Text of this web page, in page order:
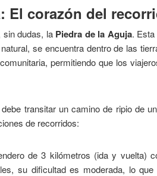
El corazón del
sin dudas, la Piedra de la Aguja.
se encuentra dentro de las
permitiendo que los
transitar un camino de ripio de
de recorridos:
de 3 kilómetros (ida y vuelta)
su dificultad es moderada, lo